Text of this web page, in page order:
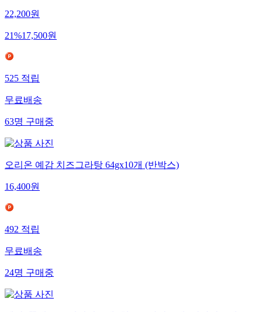
22,200원
21%17,500원
525적립
무료배송
63명구매중
오리온 예감 치즈그라탕 64gx10개 (반박스)
16,400원
492적립
무료배송
24명구매중